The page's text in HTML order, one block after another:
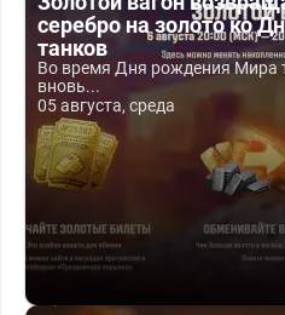
серебро на золото ко
танков
Во время Дня рождения Мира
вновь...
05 августа, среда